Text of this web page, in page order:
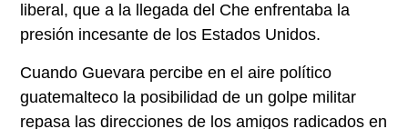
liberal, que a la llegada del Che enfrentaba la
presión incesante de los Estados Unidos.
Cuando Guevara percibe en el aire político
guatemalteco la posibilidad de un golpe militar
repasa las direcciones de los amigos radicados en